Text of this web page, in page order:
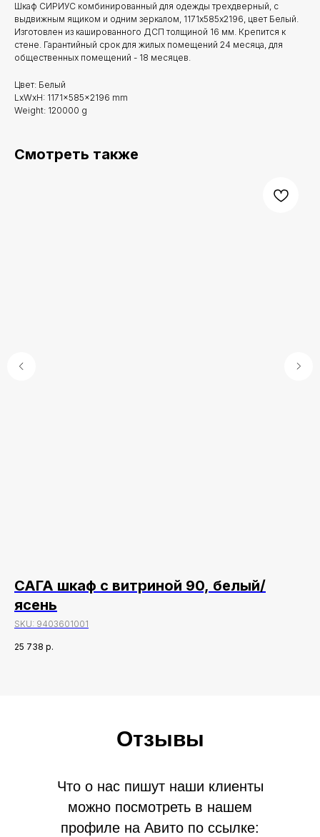
Шкаф СИРИУС комбинированный для одежды трехдверный, с
выдвижным ящиком и одним зеркалом, 1171х585х2196, цвет Белый.
Изготовлен из кашированного ДСП толщиной 16 мм. Крепится к
стене. Гарантийный срок для жилых помещений 24 месяца, для
общественных помещений - 18 месяцев.
Цвет: Белый
LxWxH: 1171x585x2196 mm
Weight: 120000 g
Смотреть также
САГА шкаф с витриной 90, белый/
ясень
SKU: 9403601001
25 738 р.
Что о нас пишут наши клиенты
можно посмотреть в нашем
профиле на Авито по ссылке:
Отзывы